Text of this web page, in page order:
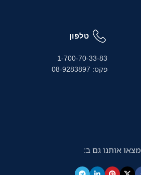
טלפון
1-700-70-33-83
פקס: 08-9283897
מצאו אותנו גם ב: